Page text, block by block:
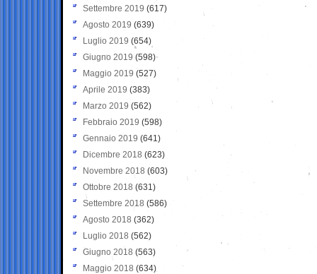
Settembre 2019 (617)
Agosto 2019 (639)
Luglio 2019 (654)
Giugno 2019 (598)
Maggio 2019 (527)
Aprile 2019 (383)
Marzo 2019 (562)
Febbraio 2019 (598)
Gennaio 2019 (641)
Dicembre 2018 (623)
Novembre 2018 (603)
Ottobre 2018 (631)
Settembre 2018 (586)
Agosto 2018 (362)
Luglio 2018 (562)
Giugno 2018 (563)
Maggio 2018 (634)